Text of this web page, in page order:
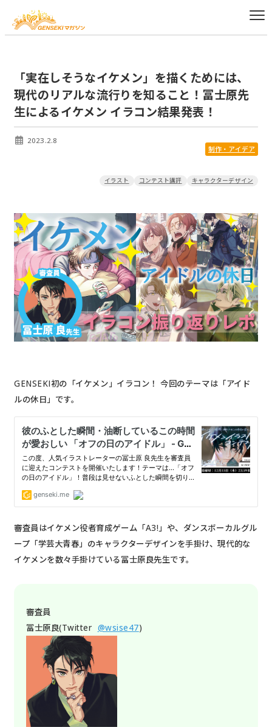
「実在しそうなイケメン」を描くためには、
現代のリアルな流行りを知ること！冨士原先
生によるイケメン イラコン結果発表！
2023.2.8
制作・アイデア
イラスト コンテスト講評 キャラクターデザイン
GENSEKI初の「イケメン」イラコン！ 今回のテーマは「アイド
ルの休日」です。
審査員はイケメン役者育成ゲーム「A3!」や、ダンスボーカルグル
ープ「学芸大青春」のキャラクターデザインを手掛け、現代的な
イケメンを数々手掛けている冨士原良先生です。
審査員
冨士原良(Twitter @wsise47)